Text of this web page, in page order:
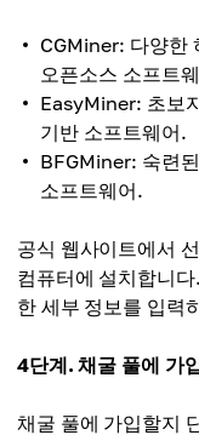
CGMiner: 다양한
오픈소스 소프트
EasyMiner: 초보
기반 소프트웨어.
BFGMiner: 숙련
소프트웨어.
공식 웹사이트에서
컴퓨터에 설치합니
한 세부 정보를 입력
4단계. 채굴 풀에 가
채굴 풀에 가입할지